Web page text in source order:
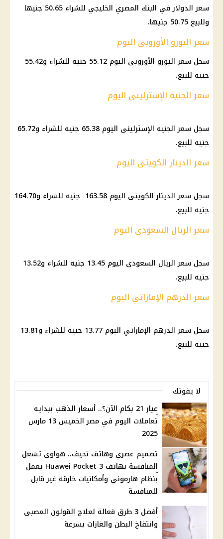
سعر الدولار في البنك المصري الخليجي للشراء 50.65 جنيها
وللبيع 50.75 جنيها.
سعر اليورو الأوروبى اليوم
سجل سعر اليورو الأوروبى اليوم 55.12 جنيه للشراء و55.42
جنيه للبيع.
سعر الجنيه الإسترلينى اليوم
سجل سعر الجنيه الإسترلينى اليوم 65.38 جنيه للشراء و65.72
جنيه للبيع.
سعر الدينار الكويتى اليوم
‏سجل سعر الدينار الكويتى اليوم ‎163.58 جنيه للشراء و‎164.70
جنيه للبيع.
‏‏‎سجل سعر الريال السعودى اليوم ‎13.45 جنيه للشراء و‎13.52
جنيه للبيع.
سعر الدرهم الإماراتي اليوم
سجل سعر الدرهم الإماراتي اليوم 13.77 جنيه للشراء و‎13.81
جنيه للبيع.
لا يفوتك
عيار 21 بكام الآن؟.. أسعار الذهب ببدايه
تعاملات اليوم في مصر الخميس 13 مارس
2025
تصميم عصري وهاتف نحيف.. هواوى تشعل
المنافسة بهاتف Huawei Pocket 3 يعمل
بنظام هارموني وأمكانيات خارقة غير قابل
للمنافسة
أفضل 3 طرق فعالة لعلاج القولون العصبى
وانتفاخ البطن والغازات بسرعة